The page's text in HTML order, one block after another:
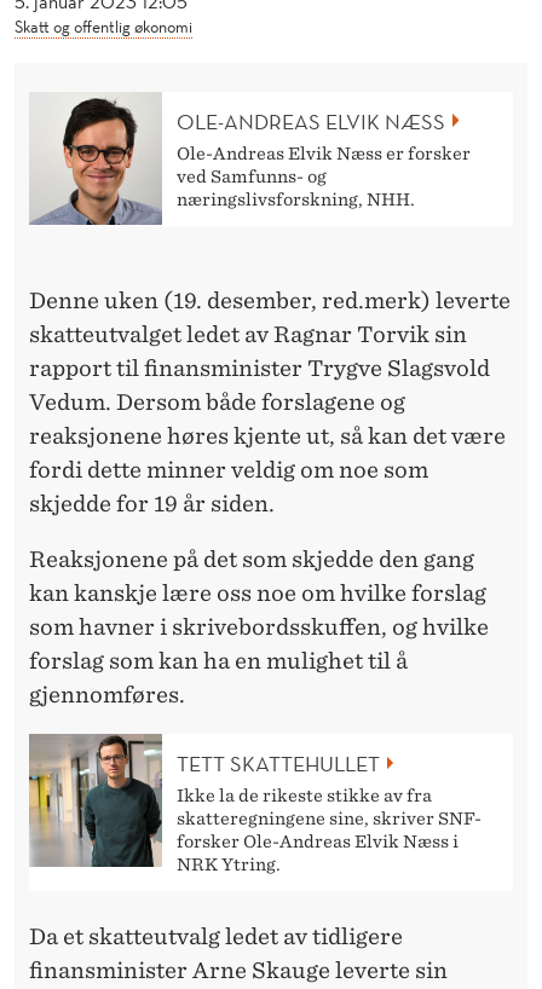
A
Skatt og offentlig økonomi
OLE-ANDREAS ELVIK NÆSS
Ole-Andreas Elvik Næss er forsker
ved Samfunns- og
næringslivsforskning, NHH.
Denne uken (19. desember, red.merk) leverte
skatteutvalget ledet av Ragnar Torvik sin
rapport til finansminister Trygve Slagsvold
Vedum. Dersom både forslagene og
reaksjonene høres kjente ut, så kan det være
fordi dette minner veldig om noe som
skjedde for 19 år siden.
Reaksjonene på det som skjedde den gang
kan kanskje lære oss noe om hvilke forslag
som havner i skrivebordsskuffen, og hvilke
forslag som kan ha en mulighet til å
gjennomføres.
TETT SKATTEHULLET
Ikke la de rikeste stikke av fra
skatteregningene sine, skriver SNF-
forsker Ole-Andreas Elvik Næss i
NRK Ytring.
Da et skatteutvalg ledet av tidligere
finansminister Arne Skauge leverte sin